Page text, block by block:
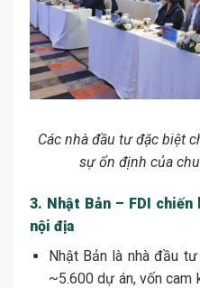
Các nhà đầu tư đặc biệt
sự ổn định của
3. Nhật Bản – FDI
nội địa
Nhật Bản là nhà đầu
~5.600 dự án, vốn cam